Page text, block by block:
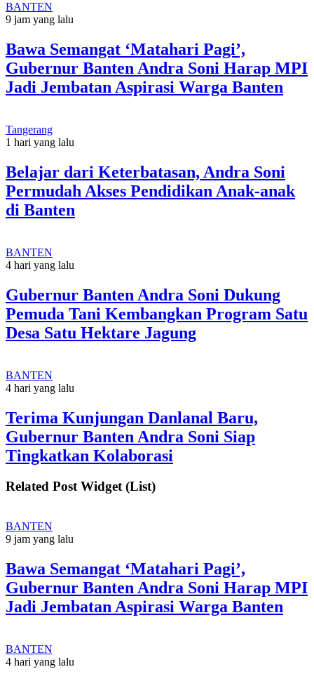
BANTEN
9 jam yang lalu
Bawa Semangat ‘Matahari Pagi’,
Gubernur Banten Andra Soni Harap MPI
Jadi Jembatan Aspirasi Warga Banten
Tangerang
1 hari yang lalu
Belajar dari Keterbatasan, Andra Soni
Permudah Akses Pendidikan Anak-anak
di Banten
BANTEN
4 hari yang lalu
Gubernur Banten Andra Soni Dukung
Pemuda Tani Kembangkan Program Satu
Desa Satu Hektare Jagung
BANTEN
4 hari yang lalu
Terima Kunjungan Danlanal Baru,
Gubernur Banten Andra Soni Siap
Tingkatkan Kolaborasi
Related Post Widget (List)
BANTEN
9 jam yang lalu
Bawa Semangat ‘Matahari Pagi’,
Gubernur Banten Andra Soni Harap MPI
Jadi Jembatan Aspirasi Warga Banten
BANTEN
4 hari yang lalu